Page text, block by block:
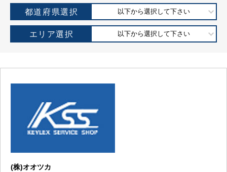
都道府県選択 以下から選択して下さい
エリア選択 以下から選択して下さい
(株)オオツカ